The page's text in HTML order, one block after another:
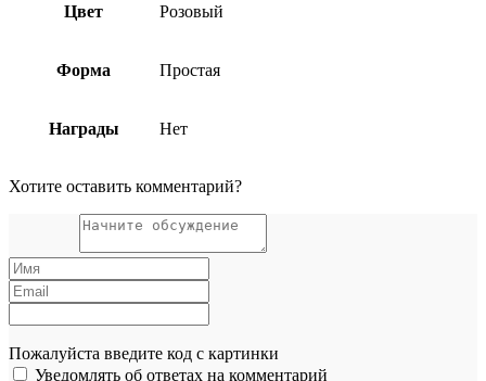
Цвет Розовый
Форма Простая
Награды Нет
Хотите оставить комментарий?
Пожалуйста введите код с картинки
Уведомлять об ответах на комментарий